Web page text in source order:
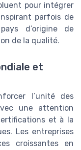
pour intégrer
parfois de
d’origine de
de la qualité.
et
l’unité des
une attention
et à la
Les entreprises
croissantes en